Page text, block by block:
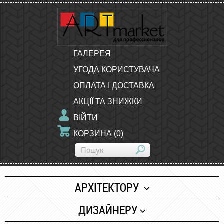
ГАЛЕРЕЯ
УГОДА КОРИСТУВАЧА
ОПЛАТА І ДОСТАВКА
АКЦІЇ ТА ЗНИЖКИ
ВІЙТИ
КОРЗИНА (0)
АРХІТЕКТОРУ
Папір
ДИЗАЙНЕРУ